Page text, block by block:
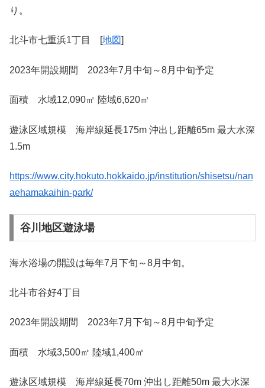
り。
北斗市七重浜1丁目 [ 地図
2023年開設期間 2023年7月中旬～8月中旬予定
面積 水域12,090㎡ 陸域6,620㎡
遊泳区域規模 海岸線延長175m 沖出し距離65m 最大水深
1.5m
https://www.city.hokuto.hokkaido.jp/institution/shisetsu/nan
aehamakaihin-park/
谷川地区遊泳場
海水浴場の開設は毎年7月下旬～8月中旬。
北斗市谷好4丁目
2023年開設期間 2023年7月下旬～8月中旬予定
面積 水域3,500㎡ 陸域1,400㎡
遊泳区域規模 海岸線延長70m 沖出し距離50m 最大水深